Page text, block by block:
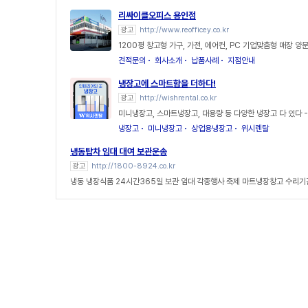
리싸이클오피스 용인점
광고 http://www.reofficey.co.kr
1200평 창고형 가구, 가전, 에어컨, PC 기업맞춤형 매장 양
견적문의
회사소개 납품사례 지점안내
냉장고에 스마트함을 더하다!
광고 http://wishrental.co.kr
미니냉장고, 스마트냉장고, 대용량 등 다양한 냉장고 다 있
냉장고
미니냉장고 상업용냉장고 위시렌탈
냉동탑차 임대 대여 보관운송
광고 http://1800-8924.co.kr
냉동 냉장식품 24시간365일 보관 임대 각종행사 축제 마트냉장창고 수리기